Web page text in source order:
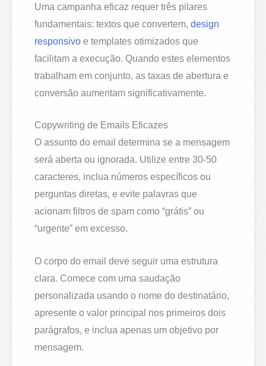
Uma campanha eficaz requer três pilares
fundamentais: textos que convertem,design
responsivo e templates otimizados que
facilitam a execução. Quando estes elementos
trabalham em conjunto, as taxas de abertura e
conversão aumentam significativamente.
Copywriting de Emails Eficazes
O assunto do email determina se a mensagem
será aberta ou ignorada. Utilize entre 30-50
caracteres, inclua números específicos ou
perguntas diretas, e evite palavras que
acionam filtros de spam como “grátis” ou
“urgente” em excesso.
O corpo do email deve seguir uma estrutura
clara. Comece com uma saudação
personalizada usando o nome do destinatário,
apresente o valor principal nos primeiros dois
parágrafos, e inclua apenas um objetivo por
mensagem.